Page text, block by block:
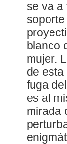
se va a
soporte
blanco
mujer.
de esta
fuga
es al
mirada